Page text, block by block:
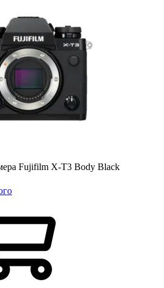
Fujifilm X-T3 Body Black